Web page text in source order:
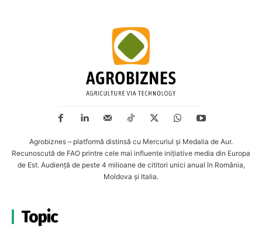
Agrobiznes – platformă distinsă cu Mercuriul și Medalia de Aur.
Recunoscută de FAO printre cele mai influente inițiative media din Europa
de Est. Audiență de peste 4 milioane de cititori unici anual în România,
Moldova și Italia.
Topic